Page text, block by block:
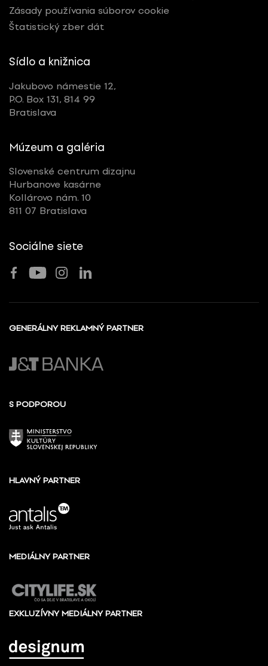
Zásady používania súborov cookie
Štatistický zber dát
Sídlo a knižnica
Jakubovo námestie 12,
P.O. Box 131, 814 99
Bratislava
Múzeum a galéria
Slovenské centrum dizajnu
Hurbanove kasárne
Kollárovo nám. 10
811 07 Bratislava
Sociálne siete
GENERÁLNY REKLAMNÝ PARTNER
S PODPOROU
HLAVNÝ PARTNER
MEDIÁLNY PARTNER
EXKLUZÍVNY MEDIÁLNY PARTNER